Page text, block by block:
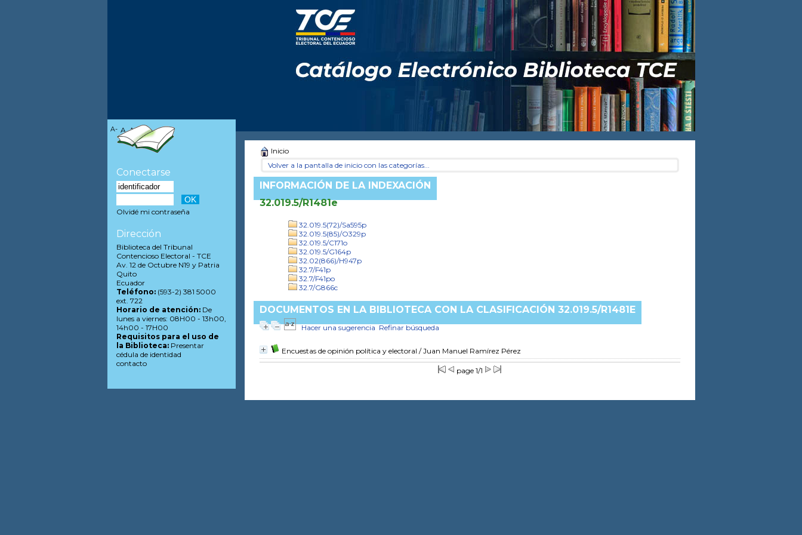
Inicio
Volver a la pantalla de inicio con las categorías...
INFORMACIÓN DE LA INDEXACIÓN
32.019.5/R1481e
32.019.5(72)/Sa595p
32.019.5(85)/O329p
32.019.5/C171o
32.019.5/G164p
32.02(866)/H947p
32.7/F41p
32.7/F41po
32.7/G866c
DOCUMENTOS EN LA BIBLIOTECA CON LA CLASIFICACIÓN 32.019.5/R1481E
Hacer una sugerencia Refinar búsqueda
Encuestas de opinión política y electoral / Juan Manuel Ramírez Pérez
page 1/1
A- A A+
Conectarse
Olvidé mi contraseña
Dirección
Biblioteca del Tribunal
Contencioso Electoral - TCE
Av. 12 de Octubre N19 y Patria
Quito
Ecuador
Teléfono:(593-2) 381 5000
ext. 722
Horario de atención:De
lunes a viernes: 08H00 - 13h00,
14h00 - 17H00
Requisitos para el uso de
la Biblioteca:Presentar
cédula de identidad
contacto